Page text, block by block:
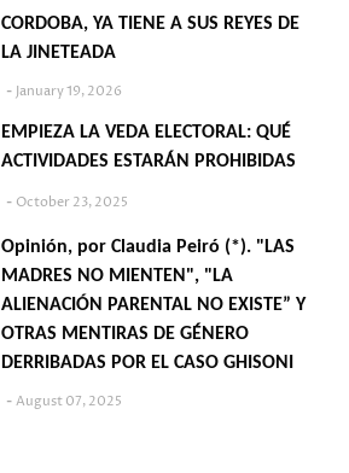
CORDOBA, YA TIENE A SUS REYES DE
LA JINETEADA
January 19, 2026
EMPIEZA LA VEDA ELECTORAL: QUÉ
ACTIVIDADES ESTARÁN PROHIBIDAS
October 23, 2025
Opinión, por Claudia Peiró (*). "LAS
MADRES NO MIENTEN", "LA
ALIENACIÓN PARENTAL NO EXISTE” Y
OTRAS MENTIRAS DE GÉNERO
DERRIBADAS POR EL CASO GHISONI
August 07, 2025